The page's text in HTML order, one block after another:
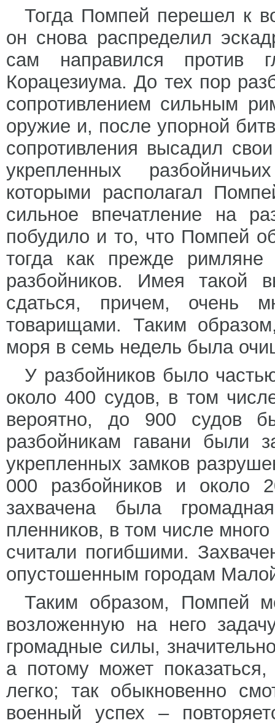
Тогда Помпей перешел к
он снова распределил
сам направился против
Корацезиума. До тех пор
сопротивлением сильным
оружие и, после упорной
сопротивления высадил
укрепленных
которыми располагал
сильное впечатление на
побудило и то, что Помпей
тогда как прежде римляне
разбойников. Имея такой
сдаться, причем, очень
товарищами. Таким
моря в семь недель была
У разбойников было
около 400 судов, в том
вероятно, до 900 судов
разбойникам гавани были
укрепленных замков
000 разбойников и около
захвачена была
пленников, в том числе
считали погибшими.
опустошенным городам
Таким образом, Помпей
возложенную на него
громадные силы,
а потому может
легко; так обыкновенно
военный успех –